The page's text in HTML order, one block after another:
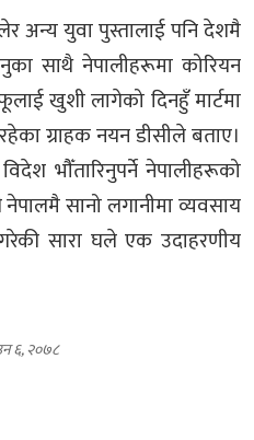
अन्य युवा पुस्तालाई पनि देशमै
साथै नेपालीहरूमा कोरियन
खुशी लागेको दिनहुँ मार्टमा
ग्राहक नयन डीसीले बताए।
भौँतारिनुपर्ने नेपालीहरूको
सानो लगानीमा व्यवसाय
सारा घले एक उदाहरणीय
६, २०७८